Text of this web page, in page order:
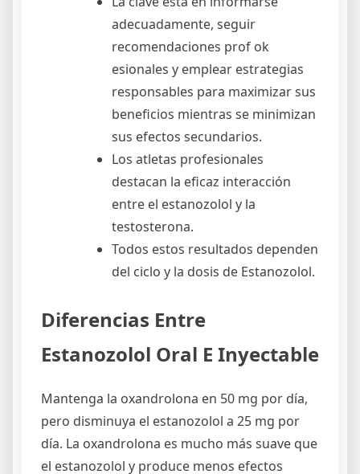
adecuadamente, seguir
recomendaciones prof ok
esionales y emplear estrategias
responsables para maximizar sus
beneficios mientras se minimizan
sus efectos secundarios.
Los atletas profesionales
destacan la eficaz interacción
entre el estanozolol y la
testosterona.
Todos estos resultados dependen
del ciclo y la dosis de Estanozolol.
Diferencias Entre
Estanozolol Oral E Inyectable
Mantenga la oxandrolona en 50 mg por día,
pero disminuya el estanozolol a 25 mg por
día. La oxandrolona es mucho más suave que
el estanozolol y produce menos efectos